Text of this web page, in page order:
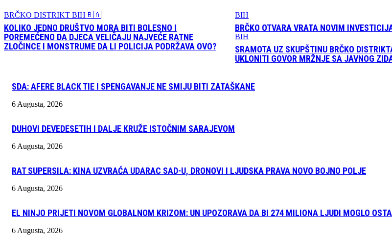
BRČKO DISTRIKT BIH🇧🇦
KOLIKO JEDNO DRUŠTVO MORA BITI BOLESNO I
POREMEĆENO DA DJECA VELIČAJU NAJVEĆE RATNE
ZLOČINCE I MONSTRUME DA LI POLICIJA PODRŽAVA OVO?
BIH
BRČKO OTVARA VRATA NOVIM
BIH
SRAMOTA UZ SKUPŠTINU BRČKO
UKLONITI GOVOR MRŽNJE SA JAVNOG
SDA: AFERE BLACK TIE I SPENGAVANJE NE SMIJU BITI ZATAŠKANE
6 Augusta, 2026
DUHOVI DEVEDESETIH I DALJE KRUŽE ISTOČNIM SARAJEVOM
6 Augusta, 2026
RAT SUPERSILA: KINA UZVRAĆA UDARAC SAD-U, DRONOVI I LJUDSKA PRAVA NOVO BOJNO POLJE
6 Augusta, 2026
EL NINJO PRIJETI NOVOM GLOBALNOM KRIZOM: UN UPOZORAVA DA BI 274 MILIONA LJUDI MOGLO
6 Augusta, 2026